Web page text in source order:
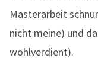
Masterarbeit
nicht meine) und
wohlverdient).